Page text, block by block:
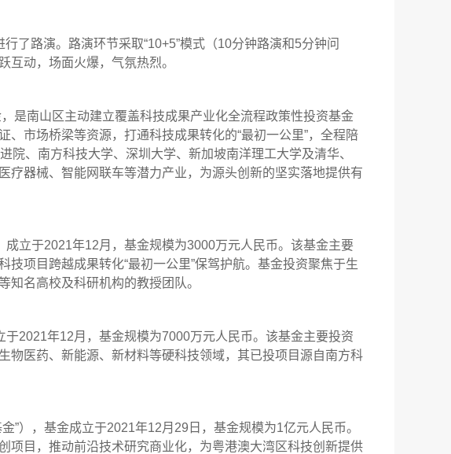
了路演。路演环节采取“10+5”模式（10分钟路演和5分钟问
动，场面火爆，气氛热烈。
是南山区主动建立覆盖科技成果产业化全流程政策性投资基金
市场桥梁等资源，打通科技成果转化的“最初一公里”，全程陪
、南方科技大学、深圳大学、新加坡南洋理工大学及清华、
器械、智能网联车等潜力产业，为源头创新的坚实落地提供有
立于2021年12月，基金规模为3000万元人民币。该基金主要
项目跨越成果转化“最初一公里”保驾护航。基金投资聚焦于生
名高校及科研机构的教授团队。
2021年12月，基金规模为7000万元人民币。该基金主要投资
物医药、新能源、新材料等硬科技领域，其已投项目源自南方科
”），基金成立于2021年12月29日，基金规模为1亿元人民币。
项目，推动前沿技术研究商业化，为粤港澳大湾区科技创新提供